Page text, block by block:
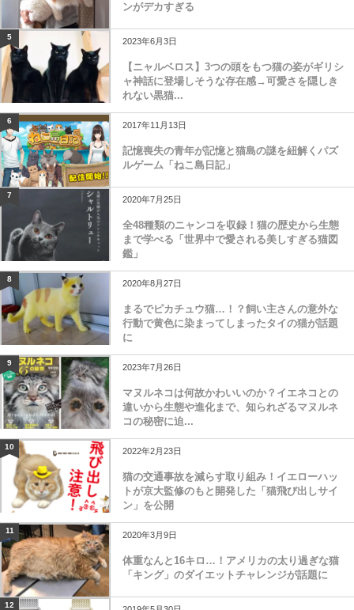
ンがデカすぎる
5 2023年6月3日
【ニャルベロス】3つの頭をもつ猫の姿がギリシ
ャ神話に登場しそうな存在感→可愛さを隠しき
れない黒猫...
6 2017年11月13日
記憶喪失の青年が記憶と猫島の謎を紐解くパズ
ルゲーム「ねこ島日記」
7 2020年7月25日
全48種類のニャンコを収録！猫の歴史から生態
まで学べる「世界中で愛される美しすぎる猫図
鑑」
8 2020年8月27日
まるでピカチュウ猫…！？飼い主さんの意外な
行動で黄色に染まってしまったタイの猫が話題
に
9 2023年7月26日
マヌルネコは何故かわいいのか？イエネコとの
違いから生態や進化まで、知られざるマヌルネ
コの秘密に迫...
10 2022年2月23日
猫の交通事故を減らす取り組み！イエローハッ
トが京大監修のもと開発した「猫飛び出しサイ
ン」を公開
11 2020年3月9日
体重なんと16キロ…！アメリカの太り過ぎな猫
「キング」のダイエットチャレンジが話題に
12